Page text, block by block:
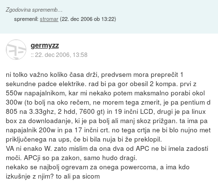
Zgodovina sprememb…
spremenil:stromar(22. dec 2006 ob 13:22)
germyzz
::22. dec 2006, 13:58
ni tolko važno koliko časa drži, predvsem mora preprečit 1
sekundne padce elektrike. rad bi pa gor obesil 2 kompa. prvi z
550w napajalnikom, kar mi nekako potem maksmalno porabi okol
300w (to bolj na oko rečem, ne morem tega zmerit, je pa pentium d
805 na 3.33ghz, 2 hdd, 7600 gt) in 19 inčni LCD, drugi je pa linux
box za downloadanje, ki je pa bolj ali manj skoz prižgan. ta ima pa
napajalnik 200w in pa 17 inčni crt. no tega crtja ne bi blo nujno met
priključenega na ups, če bi bila nuja bi že preklopil.
VA ni enako W. zato mislim da ona dva od APC ne bi imela zadosti
moči. APCji so pa zakon, samo hudo dragi.
nekako se najbolj ogrevam za onega powercoma, a ima kdo
izkušnje z njim? to ali pa sicom